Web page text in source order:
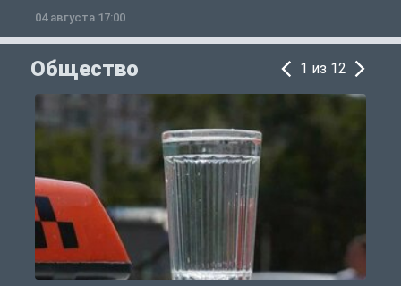
04 августа 17:00
Общество 1 из 12